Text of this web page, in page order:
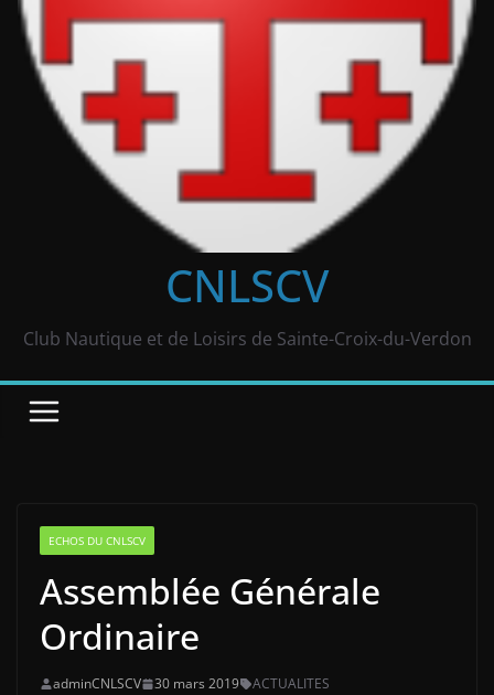
CNLSCV
Club Nautique et de Loisirs de Sainte-Croix-du-Verdon
ECHOS DU CNLSCV
Assemblée Générale
Ordinaire
adminCNLSCV 30 mars 2019
ACTUALITES